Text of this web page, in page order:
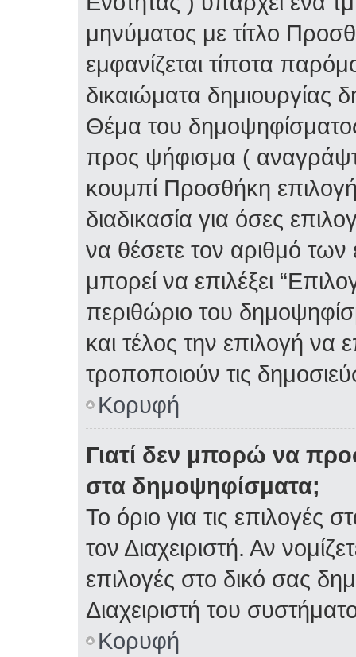
μηνύματος με τίτλο
εμφανίζεται τίποτα
δικαιώματα δημιουργίας
Θέμα του
προς ψήφισμα (
κουμπί Προσθήκη
διαδικασία για όσες
να θέσετε τον αριθμό
μπορεί να επιλέξει
περιθώριο του
και τέλος την επιλογή να
τροποποιούν τις
Κορυφή
Γιατί δεν μπορώ να
στα δημοψηφίσματα;
Το όριο για τις επιλογές
τον Διαχειριστή. Αν
επιλογές στο δικό σας
Διαχειριστή του
Κορυφή